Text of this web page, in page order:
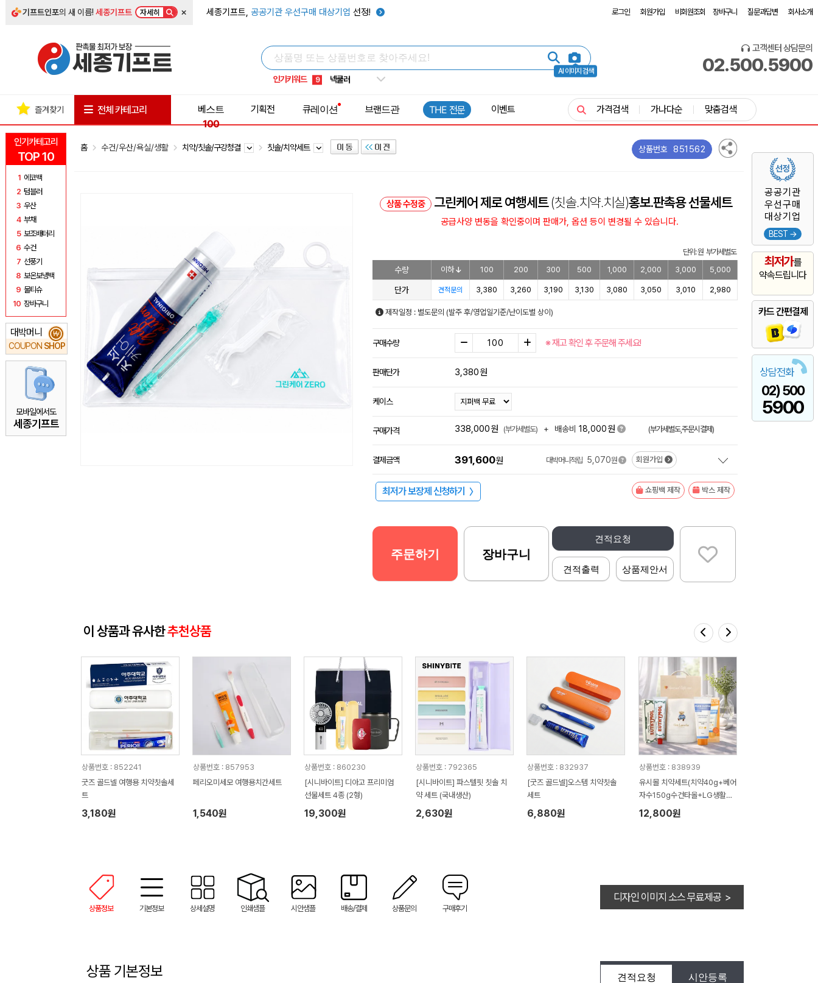
기프트인포의 새 이름!세종기프트 자세히 × 세종기프트, 공공기관 우선구매 대상기업 선정! 로그인 회원가입 비회원조회 장바구니 질문과답변 회사소개
AI 이미지 검색
인기키워드
5 키캡
8 쿨토시
9 넥쿨러
1 선풍기
고객센터 상담문의
02.500.5900
인기카테고리
TOP 10
1 에코백
2 텀블러
3 우산
4 부채
5 보조배터리
6 수건
7 선풍기
8 보온보냉백
9 물티슈
10 장바구니
대박머니
COUPON SHOP
₩
모바일에서도
세종기프트
공공기관
우선구매
대상기업
BEST →
최저가를
약속드립니다
카드 간편결제
상담전화
02) 500
5900
즐겨찾기 전체 카테고리
베스트
100
기획전 큐레이션 브랜드관 THE 전문 이벤트 가격검색 가나다순 맞춤검색
홈 수건/우산/욕실/생활 치약/칫솔/구강청결 칫솔/치약세트 상품번호 851562
상품 수정중 그린케어 제로 여행세트(칫솔.치약.치실)홍보.판촉용 선물세트
공급사양 변동을 확인중이며 판매가, 옵션 등이 변경될 수 있습니다.
단위: 원 부가세별도
수량 이하 100 200 300 500 1,000 2,000 3,000 5,000
단가 견적문의 3,380 3,260 3,190 3,130 3,080 3,050 3,010 2,980
제작일정 : 별도문의 (발주 후/영업일기준/난이도별 상이)
구매수량 ※ 재고 확인 후 주문해 주세요!
판매단가 3,380원
케이스
구매가격 338,000원 (부가세별도) + 배송비 18,000원 (부가세별도,주문시결제)
결제금액 391,600원 대박머니적립 5,070원 회원가입
최저가 보장제 신청하기 〉 쇼핑백 제작 박스 제작
견적요청
견적출력 상품제안서
주문하기 장바구니
이 상품과 유사한추천상품
상품번호 : 852241
굿즈 골드넬 여행용 치약칫솔세
트
3,180원
상품번호 : 857953
페리오미세모 여행용치간세트
1,540원
상품번호 : 860230
[시니바이트] 디아고 프리미엄
선물세트 4종 (2형)
19,300원
상품번호 : 792365
[시니바이트] 파스텔핏 칫솔 치
약 세트 (국내생산)
2,630원
상품번호 : 832937
[굿즈 골드넬]오스템 치약칫솔
세트
6,880원
상품번호 : 838939
유시몰 치약세트(치약40g+베어
자수150g수건타올+LG생활건
강 퓨어더마 선크림50g)
12,800원
상품정보 기본정보 상세설명 인쇄샘플 시안샘플 배송/결제 상품문의 구매후기
디자인 이미지 소스 무료제공 >
견적요청 시안등록
상품 기본정보